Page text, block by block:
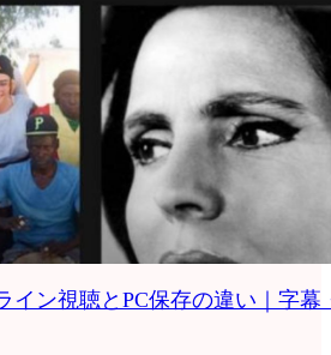
イン視聴とPC保存の違い｜字幕